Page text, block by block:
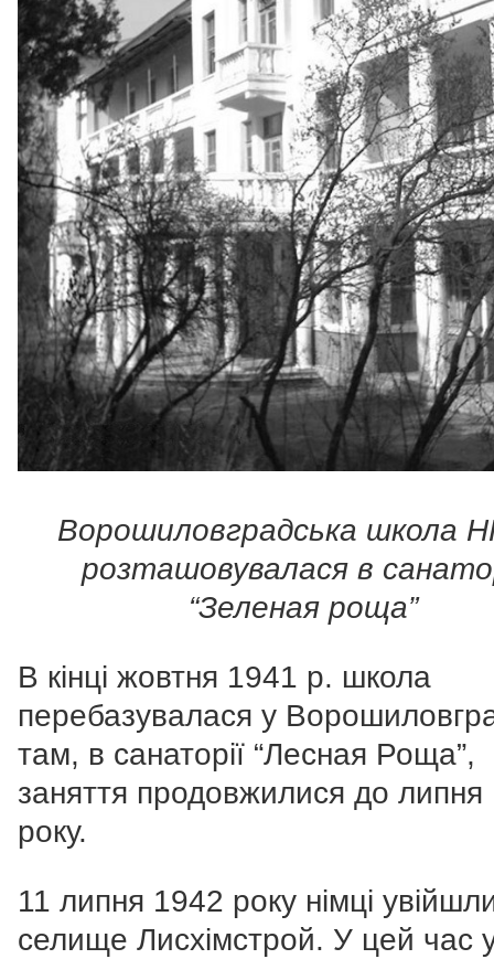
Ворошиловградська школа
розташовувалася в
“Зеленая роща”
В кінці жовтня 1941 р. школа
перебазувалася у
там, в санаторії “Лесная Роща”,
заняття продовжилися до липня
року.
11 липня 1942 року німці
селище Лисхімстрой. У цей час